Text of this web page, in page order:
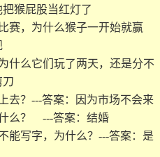
猴屁股当红灯了
赛，为什么猴子一开始就赢
什么它们玩了两天，还是分不
刀
去？---答案：因为市场不会来
么？ ---答案：结婚
能写字，为什么？---答案：是